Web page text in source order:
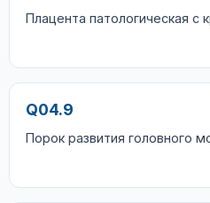
Плацента патологическая с
Q04.9
Порок развития головного